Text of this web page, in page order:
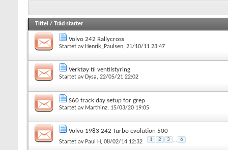
Tittel / Tråd starter
Volvo 242 Rallycross
Startet av Henrik_Paulsen, 21/10/11 23:47
Verktøy til ventilstyring
Startet av Dysa, 22/05/21 22:02
S60 track day setup for grep
Startet av Marthinz, 15/03/20 19:05
Volvo 1983 242 Turbo evolution 500
Startet av Paul H, 08/02/14 12:32 1 2 3 ... 6